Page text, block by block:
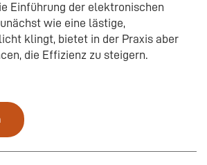
Einführung der elektronischen
wie eine lästige,
klingt, bietet in der Praxis aber
die Effizienz zu steigern.